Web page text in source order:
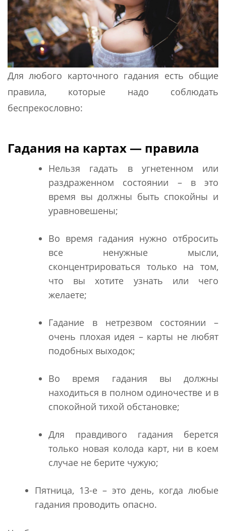
Для любого карточного гадания есть общие
правила, которые надо соблюдать
беспрекословно:
Гадания на картах — правила
Нельзя гадать в угнетенном или
раздраженном состоянии – в это
время вы должны быть спокойны и
уравновешены;
Во время гадания нужно отбросить
все ненужные мысли,
сконцентрироваться только на том,
что вы хотите узнать или чего
желаете;
Гадание в нетрезвом состоянии –
очень плохая идея – карты не любят
подобных выходок;
Во время гадания вы должны
находиться в полном одиночестве и в
спокойной тихой обстановке;
Для правдивого гадания берется
только новая колода карт, ни в коем
случае не берите чужую;
Пятница, 13-е – это день, когда любые
гадания проводить опасно.